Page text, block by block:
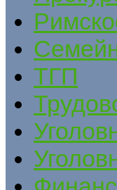
ТГП